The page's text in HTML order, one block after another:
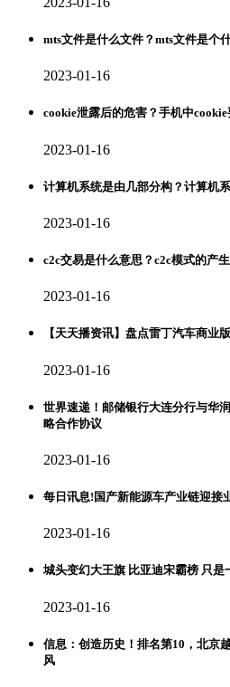
mts文件是什么文件？mts文件是个
2023-01-16
cookie泄露后的危害？手机中cookie
2023-01-16
计算机系统是由几部分构？计算机
2023-01-16
c2c交易是什么意思？c2c模式的产
2023-01-16
【天天播资讯】盘点雷丁汽车商业
2023-01-16
世界速递！邮储银行大连分行与华
略合作协议
2023-01-16
每日讯息!国产新能源车产业链迎接
2023-01-16
城头变幻大王旗 比亚迪宋霸榜 只是
2023-01-16
信息：创造历史！排名第10，北京
风